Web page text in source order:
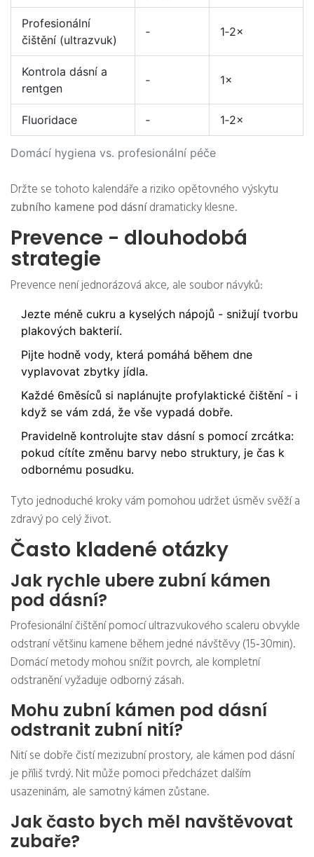
Domácí hygiena vs. profesionální péče
Profesionální
čištění (ultrazvuk)
‑ 1‑2×
Kontrola dásní a
rentgen
‑ 1×
Fluoridace ‑ 1‑2×
Držte se tohoto kalendáře a riziko opětovného výskytu
zubního kamene pod dásnídramaticky klesne.
Prevence - dlouhodobá
strategie
Prevence není jednorázová akce, ale soubor návyků:
Jezte méně cukru a kyselých nápojů - snižují tvorbu
plakových bakterií.
Pijte hodně vody, která pomáhá během dne
vyplavovat zbytky jídla.
Každé 6měsíců si naplánujte profylaktické čištění - i
když se vám zdá, že vše vypadá dobře.
Pravidelně kontrolujte stav dásní s pomocí zrcátka:
pokud cítíte změnu barvy nebo struktury, je čas k
odbornému posudku.
Tyto jednoduché kroky vám pomohou udržet úsměv svěží a
zdravý po celý život.
Často kladené otázky
Jak rychle ubere zubní kámen
pod dásní?
Profesionální čištění pomocí ultrazvukového scaleru obvykle
odstraní většinu kamene během jedné návštěvy (15‑30min).
Domácí metody mohou snížit povrch, ale kompletní
odstranění vyžaduje odborný zásah.
Mohu zubní kámen pod dásní
odstranit zubní nití?
Nití se dobře čistí mezizubní prostory, ale kámen pod dásní
je příliš tvrdý. Nit může pomoci předcházet dalším
usazeninám, ale samotný kámen zůstane.
Jak často bych měl navštěvovat
zubaře?